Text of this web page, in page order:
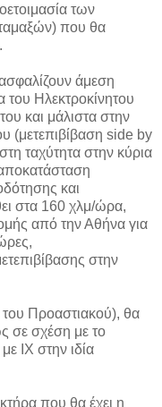
των
που θα
άμεση
του Ηλεκτροκίνητου
και μάλιστα στην
(μετεπιβίβαση side by
ταχύτητα στην κύρια
και
στα 160 χλμ/ώρα,
από την Αθήνα για
στην
του Προαστιακού), θα
σε σχέση με το
ΙΧ στην ιδία
που θα έχει η